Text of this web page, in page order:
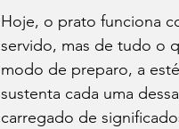
Hoje, o prato funciona
servido, mas de tudo o
modo de preparo, a
sustenta cada uma
carregado de